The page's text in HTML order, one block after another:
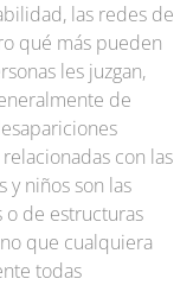
las redes de
qué más pueden
les juzgan,
de
con las
y niños son las
o de estructuras
que cualquiera
todas